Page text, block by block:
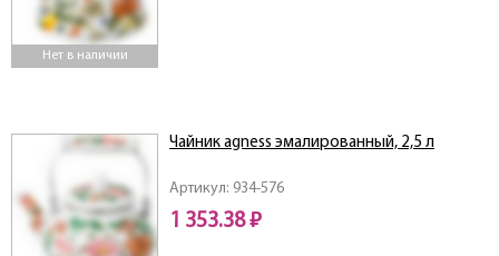
Нет в наличии
Артикул: 934-576
Чайник agness эмалированный, 2,5 л
1 353.38 ₽